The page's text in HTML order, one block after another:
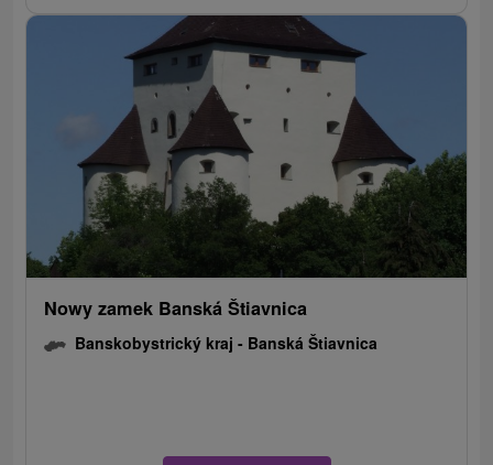
Nowy zamek Banská Štiavnica
Banskobystrický kraj - Banská Štiavnica